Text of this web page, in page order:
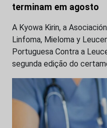
terminam em agosto
A Kyowa Kirin, a
Linfoma, Mieloma y
Portuguesa Contra a
segunda edição do